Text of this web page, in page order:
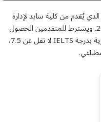
يُقدم من كلية سايد لإدارة
الأعمال بجامعة أكسفورد في بريطانيا لمدة 12 شهرًا، على أن تبدأ الدراسة في يناير 2027. ويشترط للمتقدمين الحصول
على بكالوريوس في تقنية المعلومات أو هندسة الحاسب، مع اجتياز اختبار اللغة الإنجليزية بدرجة IELTS لا تقل عن 7.5،